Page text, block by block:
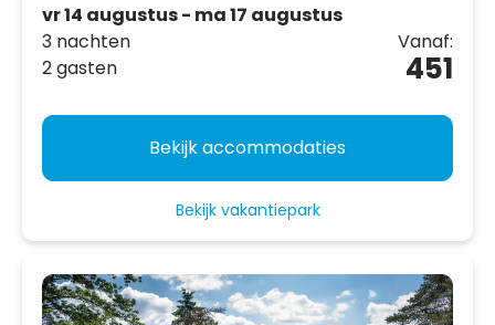
vr 14 augustus - ma 17 augustus
3 nachten
2 gasten
Vanaf:
451
Bekijk accommodaties
Bekijk vakantiepark